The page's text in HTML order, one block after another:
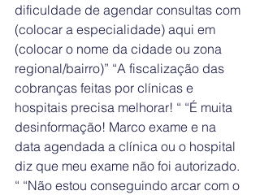
dificuldade de agendar consultas com
(colocar a especialidade) aqui em
(colocar o nome da cidade ou zona
regional/bairro)” “A fiscalização das
cobranças feitas por clínicas e
hospitais precisa melhorar! “ “É muita
desinformação! Marco exame e na
data agendada a clínica ou o hospital
diz que meu exame não foi autorizado.
“ “Não estou conseguindo arcar com o